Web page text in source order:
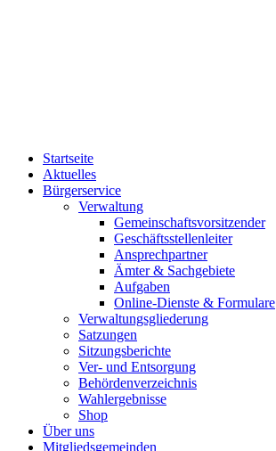
Startseite
Aktuelles
Bürgerservice
Verwaltung
Gemeinschaftsvorsitzender
Geschäftsstellenleiter
Ansprechpartner
Ämter & Sachgebiete
Aufgaben
Online-Dienste & Formulare
Verwaltungsgliederung
Satzungen
Sitzungsberichte
Ver- und Entsorgung
Behördenverzeichnis
Wahlergebnisse
Shop
Über uns
Mitgliedsgemeinden